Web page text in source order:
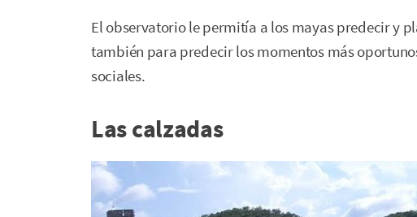
El observatorio le permitía a los mayas predecir y
también para predecir los momentos más
sociales.
Las calzadas